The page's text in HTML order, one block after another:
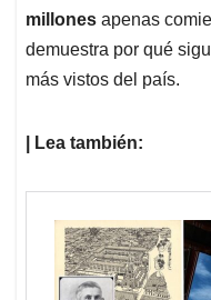
millones apenas
demuestra por qué
más vistos del país.
| Lea también: